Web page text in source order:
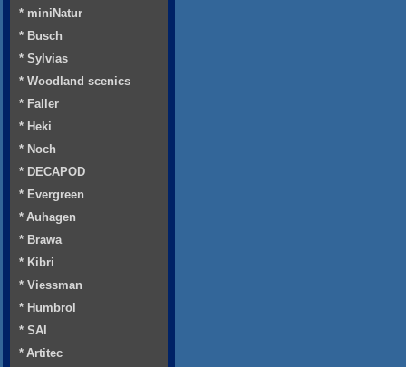
* miniNatur
* Busch
* Sylvias
* Woodland scenics
* Faller
* Heki
* Noch
* DECAPOD
* Evergreen
* Auhagen
* Brawa
* Kibri
* Viessman
* Humbrol
* SAI
* Artitec